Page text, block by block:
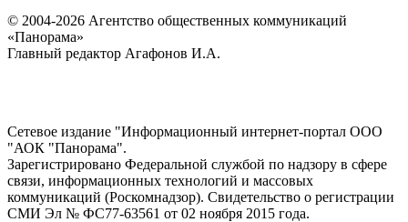
© 2004-2026 Агентство общественных коммуникаций
«Панорама»
Главный редактор Агафонов И.А.
Сетевое издание "Информационный интернет-портал ООО
"АОК "Панорама".
Зарегистрировано Федеральной службой по надзору в сфере
связи, информационных технологий и массовых
коммуникаций (Роскомнадзор). Cвидетельство о регистрации
СМИ Эл № ФС77-63561 от 02 ноября 2015 года.